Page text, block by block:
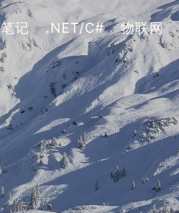
笔记 .NET/C# 物联网